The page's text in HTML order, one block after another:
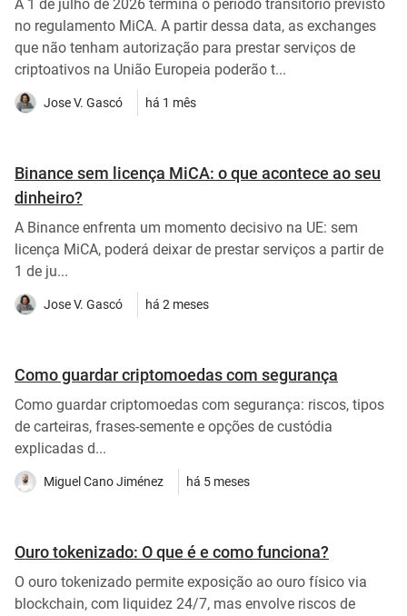
A 1 de julho de 2026 termina o período transitório previsto
no regulamento MiCA. A partir dessa data, as exchanges
que não tenham autorização para prestar serviços de
criptoativos na União Europeia poderão t...
Jose V. Gascó há 1 mês
Binance sem licença MiCA: o que acontece ao seu
dinheiro?
A Binance enfrenta um momento decisivo na UE: sem
licença MiCA, poderá deixar de prestar serviços a partir de
1 de ju...
Jose V. Gascó há 2 meses
Como guardar criptomoedas com segurança
Como guardar criptomoedas com segurança: riscos, tipos
de carteiras, frases-semente e opções de custódia
explicadas d...
Miguel Cano Jiménez há 5 meses
Ouro tokenizado: O que é e como funciona?
O ouro tokenizado permite exposição ao ouro físico via
blockchain, com liquidez 24/7, mas envolve riscos de